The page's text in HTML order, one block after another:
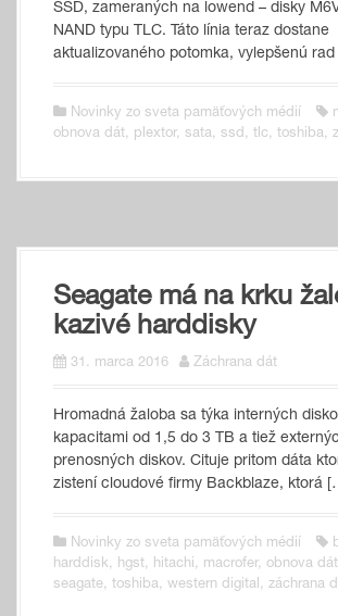
SSD, zameraných na lowend – disky
NAND typu TLC. Táto línia teraz dostane
aktualizovaného potomka, vylepšenú
Novinky zo sveta pamäťových médií
obnova dát, plextor, sata, ssd, tlc, toshiba,
Seagate má na krku
kazivé harddisky
31. marca 2016 Záchrana dát
Hromadná žaloba sa týka interných
kapacitami od 1,5 do 3 TB a tiež
prenosných diskov. Cituje pritom dáta
zistení cloudové firmy Backblaze, ktorá
Novinky zo sveta pamäťových médií
harddisk, hgst, hitachi, macrofer, obnova dát
seagate, toshiba, western digital, záchrana